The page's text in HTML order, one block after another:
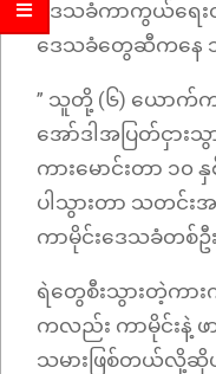
ဒေသခံကာကွယ်ရေ
ဒေသခံတွေဆီကနေ
” သူတို့ (၆) ယောက်က
အော်ဒါအပြတ်ငှားသွ
ကားမောင်းတာ ၁
ပါသွားတာ သတင်း
ကာမိုင်းဒေသခံတစ်ဦ
ရဲတွေစီးသွားတဲ့ကားက
ကလည်း ကာမိုင်းနဲ့ ဖ
သမားဖြစ်တယ်လို့ဆို